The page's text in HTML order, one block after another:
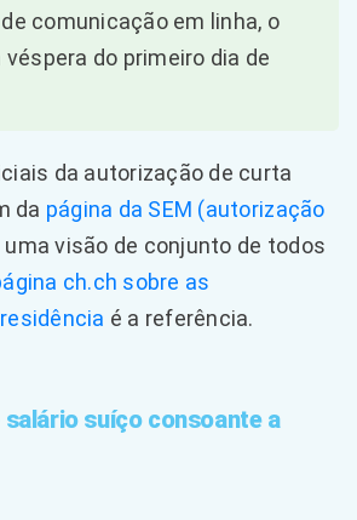
comunicação em linha, o
do primeiro dia de
da autorização de curta
da página da SEM (autorização
uma visão de conjunto de todos
ch.ch sobre as
é a referência.
suíço consoante a